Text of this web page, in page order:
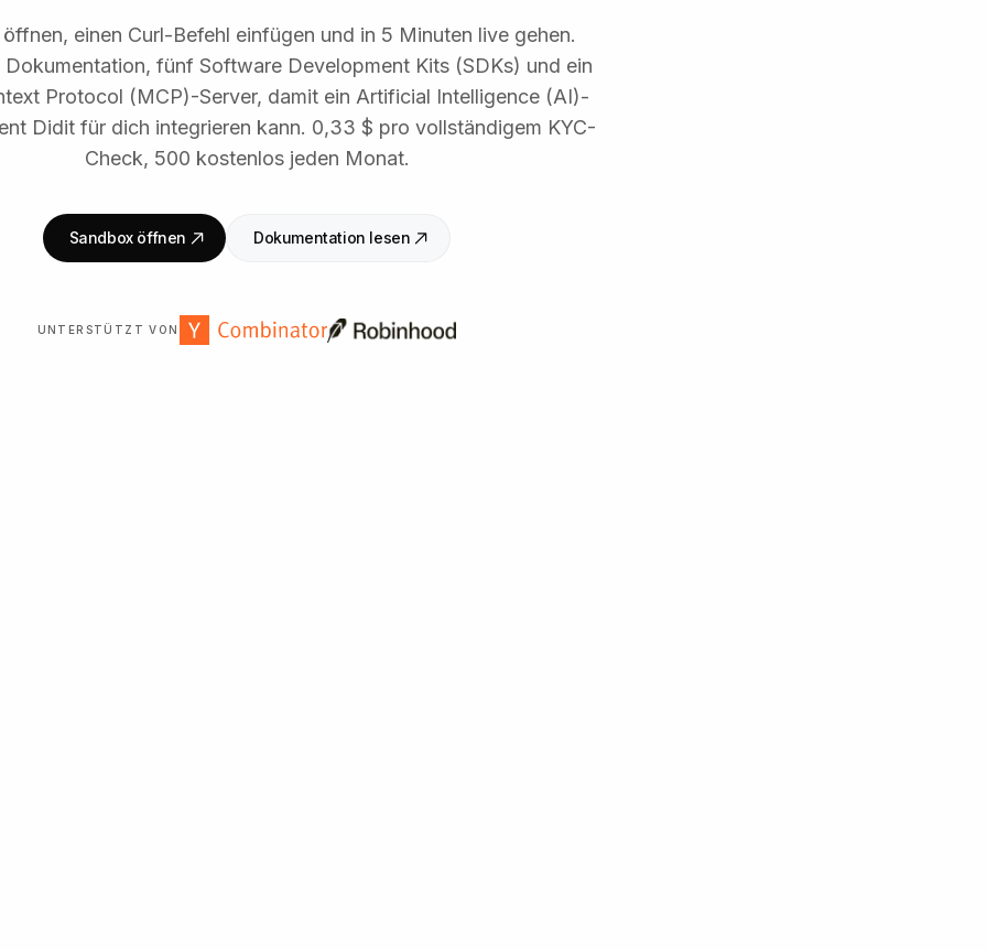
einen Curl-Befehl einfügen und in 5 Minuten live gehen.
fünf Software Development Kits (SDKs) und ein
Protocol (MCP)-Server, damit ein Artificial Intelligence (AI)-
Didit für dich integrieren kann. 0,33 $ pro vollständigem KYC-
Check, 500 kostenlos jeden Monat.
Sandbox öffnen Dokumentation lesen
UNTERSTÜTZT VON